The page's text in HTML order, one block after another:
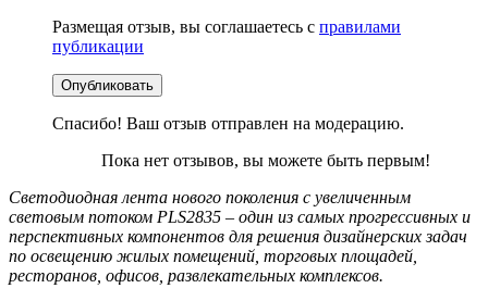
Размещая отзыв, вы соглашаетесь с правилами
публикации
Опубликовать
Спасибо! Ваш отзыв отправлен на модерацию.
Пока нет отзывов, вы можете быть первым!
Светодиодная лента нового поколения с увеличенным
световым потоком PLS2835 – один из самых прогрессивных и
перспективных компонентов для решения дизайнерских задач
по освещению жилых помещений, торговых площадей,
ресторанов, офисов, развлекательных комплексов.